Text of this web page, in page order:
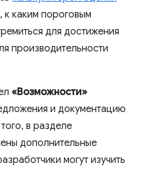
к каким пороговым
для достижения
производительности
«Возможности»
и документацию
в разделе
дополнительные
могут изучить